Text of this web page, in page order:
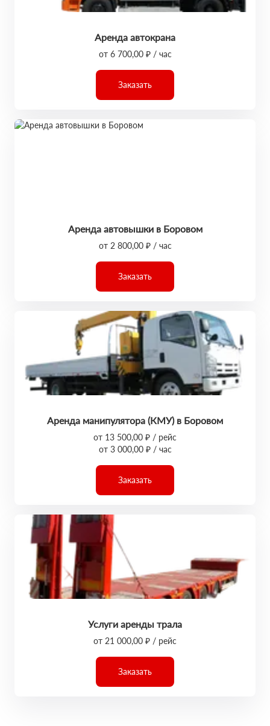
Аренда автокрана
от 6 700,00 ₽ / час
Заказать
Аренда автовышки в Боровом
от 2 800,00 ₽ / час
Заказать
Аренда манипулятора (КМУ) в Боровом
от 13 500,00 ₽ / рейс
от 3 000,00 ₽ / час
Заказать
Услуги аренды трала
от 21 000,00 ₽ / рейс
Заказать